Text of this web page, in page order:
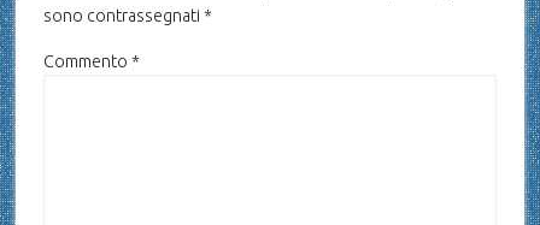
sono contrassegnati *
Commento *